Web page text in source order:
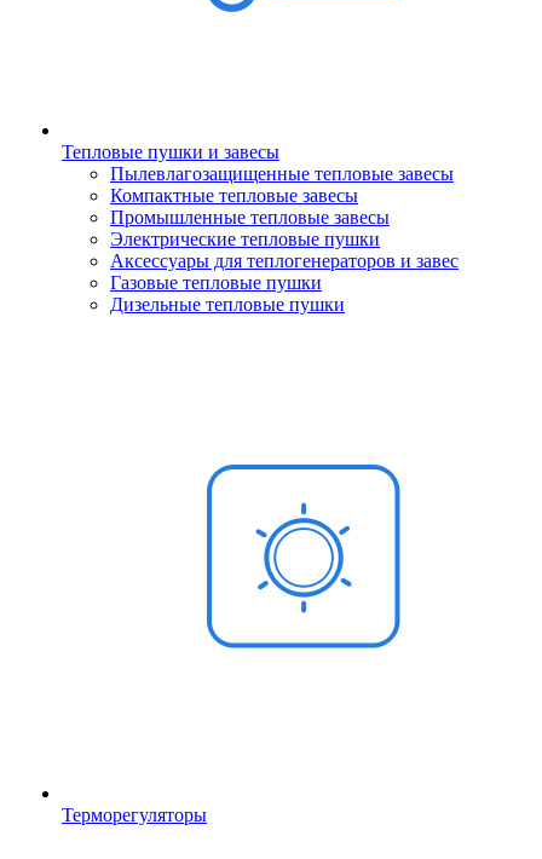
Тепловые пушки и завесы
Пылевлагозащищенные тепловые завесы
Компактные тепловые завесы
Промышленные тепловые завесы
Электрические тепловые пушки
Аксессуары для теплогенераторов и завес
Газовые тепловые пушки
Дизельные тепловые пушки
Терморегуляторы